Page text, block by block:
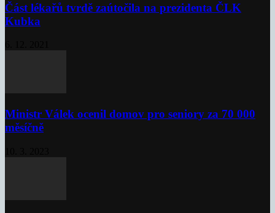
Část lékařů tvrdě zaútočila na prezidenta ČLK
Kubka
Ministr Válek ocenil domov pro seniory za 70 000
měsíčně